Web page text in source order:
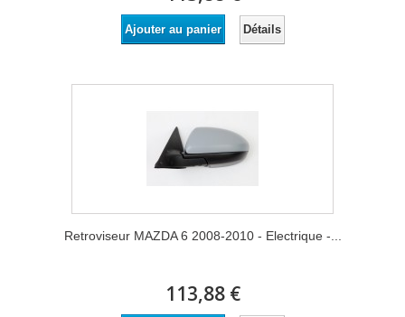
Ajouter au panier Détails
Retroviseur MAZDA 6 2008-2010 - Electrique -...
113,88 €